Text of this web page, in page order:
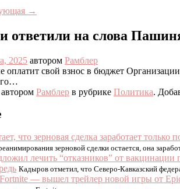
→
ответили на слова
2025 автором Рамблер
свой взнос в бюджет
Рамблер в рубрике Политика.
зерновой сделки остается, она
Кадыров отметил, что Северо-Кавказский